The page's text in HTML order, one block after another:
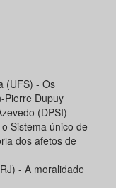
(UFS) - Os
Pierre Dupuy
(DPSI) -
Sistema único de
dos afetos de
- A moralidade